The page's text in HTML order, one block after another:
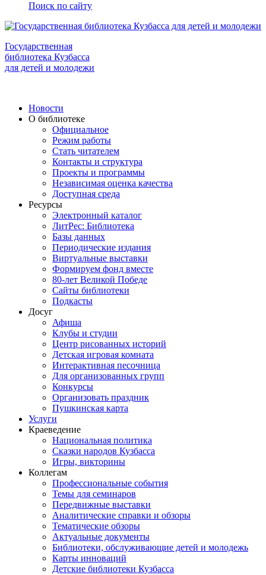
Поиск по сайту
Государственная
библиотека Кузбасса
для детей и молодежи
Новости
О библиотеке
Официальное
Режим работы
Стать читателем
Контакты и структура
Проекты и программы
Независимая оценка качества
Доступная среда
Ресурсы
Электронный каталог
ЛитРес: Библиотека
Базы данных
Периодические издания
Виртуальные выставки
Формируем фонд вместе
80-лет Великой Победе
Сайты библиотеки
Подкасты
Досуг
Афиша
Клубы и студии
Центр рисованных историй
Детская игровая комната
Интерактивная песочница
Для организованных групп
Конкурсы
Организовать праздник
Пушкинская карта
Услуги
Краеведение
Национальная политика
Сказки народов Кузбасса
Игры, викторины
Коллегам
Профессиональные события
Темы для семинаров
Передвижные выставки
Аналитические справки и обзоры
Тематические обзоры
Актуальные документы
Библиотеки, обслуживающие детей и молодежь
Карты инноваций
Детские библиотеки Кузбасса